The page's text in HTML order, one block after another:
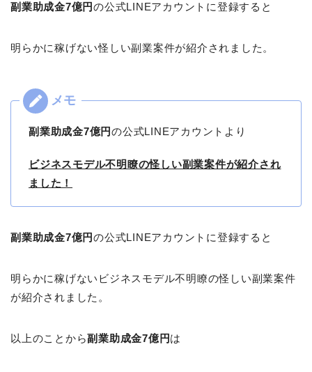
副業助成金7億円の公式LINEアカウントに登録すると
明らかに稼げない怪しい副業案件が紹介されました。
副業助成金7億円の公式LINEアカウントより
ビジネスモデル不明瞭の怪しい副業案件が紹介され
ました！
副業助成金7億円の公式LINEアカウントに登録すると
明らかに稼げないビジネスモデル不明瞭の怪しい副業案件
が紹介されました。
以上のことから副業助成金7億円は